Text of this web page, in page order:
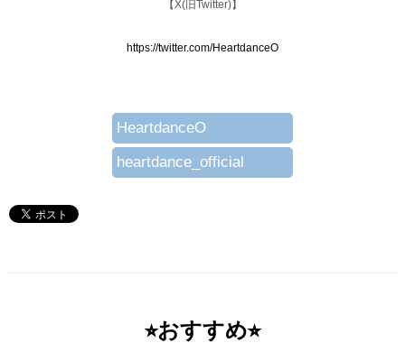
【X(旧Twitter)】
https://twitter.com/HeartdanceO
HeartdanceO
heartdance_official
⭐︎おすすめ⭐︎